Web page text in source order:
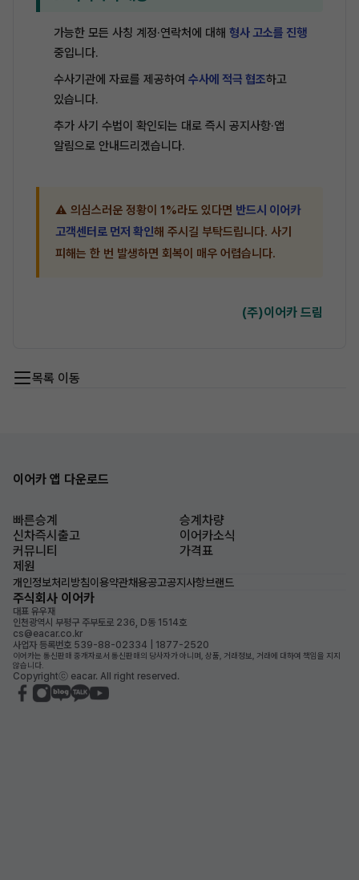
가능한 모든 사칭 계정·연락처에 대해 형사 고소를 진행
중입니다.
수사기관에 자료를 제공하여 수사에 적극 협조하고
있습니다.
추가 사기 수법이 확인되는 대로 즉시 공지사항·앱
알림으로 안내드리겠습니다.
⚠ 의심스러운 정황이 1%라도 있다면 반드시 이어카
고객센터로 먼저 확인해 주시길 부탁드립니다. 사기
피해는 한 번 발생하면 회복이 매우 어렵습니다.
(주)이어카 드림
목록 이동
이어카 앱 다운로드
빠른승계
승계차량
신차즉시출고
이어카소식
커뮤니티
가격표
제원
개인정보처리방침이용약관채용공고공지사항브랜드
주식회사 이어카
대표 유우재
인천광역시 부평구 주부토로 236, D동 1514호
cs@eacar.co.kr
사업자 등록번호 539-88-02334 | 1877-2520
이어카는 통신판매 중개자로서 통신판매의 당사자가 아니며, 상품, 거래정보, 거래에 대하여 책임을 지지
않습니다.
Copyrightⓒ eacar. All right reserved.